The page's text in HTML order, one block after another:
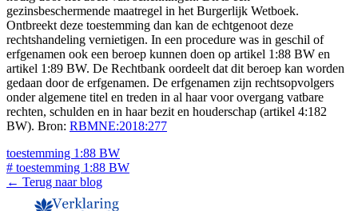
gezinsbeschermende maatregel in het Burgerlijk Wetboek.
Ontbreekt deze toestemming dan kan de echtgenoot deze
rechtshandeling vernietigen. In een procedure was in geschil of
erfgenamen ook een beroep kunnen doen op artikel 1:88 BW en
artikel 1:89 BW. De Rechtbank oordeelt dat dit beroep kan worden
gedaan door de erfgenamen. De erfgenamen zijn rechtsopvolgers
onder algemene titel en treden in al haar voor overgang vatbare
rechten, schulden en in haar bezit en houderschap (artikel 4:182
BW). Bron: RBMNE:2018:277
toestemming 1:88 BW
# toestemming 1:88 BW
← Terug naar blog